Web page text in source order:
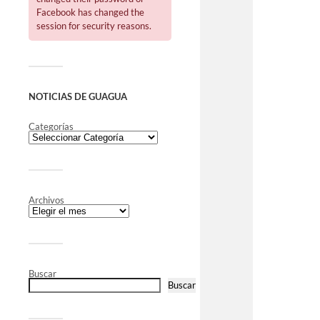
Facebook has changed the
session for security reasons.
NOTICIAS DE GUAGUA
Categorías
Archivos
Buscar
Buscar